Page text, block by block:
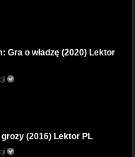
Gra o władzę (2020) Lektor
grozy (2016) Lektor PL